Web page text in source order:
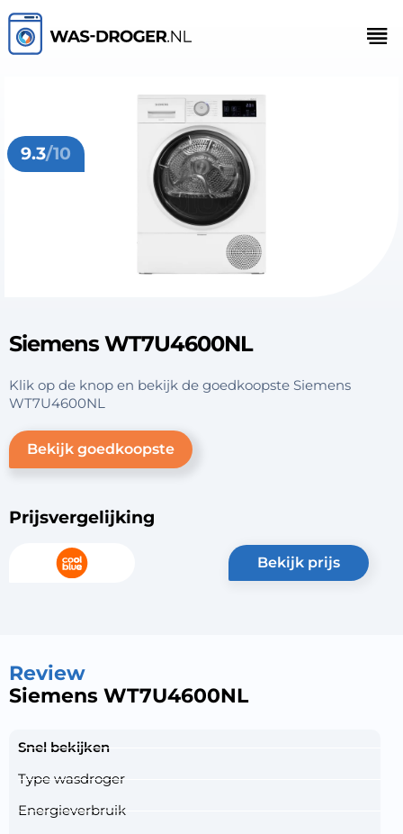
9.3/10
Siemens WT7U4600NL
Klik op de knop en bekijk de goedkoopste Siemens
WT7U4600NL
Bekijk goedkoopste
Prijsvergelijking
bekijk prijs
Review
Siemens WT7U4600NL
Snel bekijken
Type wasdroger
Energieverbruik